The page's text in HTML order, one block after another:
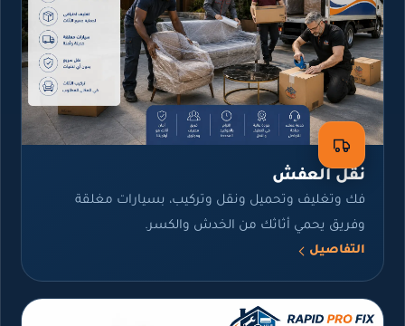
نقل العفش
فك وتغليف وتحميل ونقل وتركيب، بسيارات مغلقة
وفريق يحمي أثاثك من الخدش والكسر.
التفاصيل